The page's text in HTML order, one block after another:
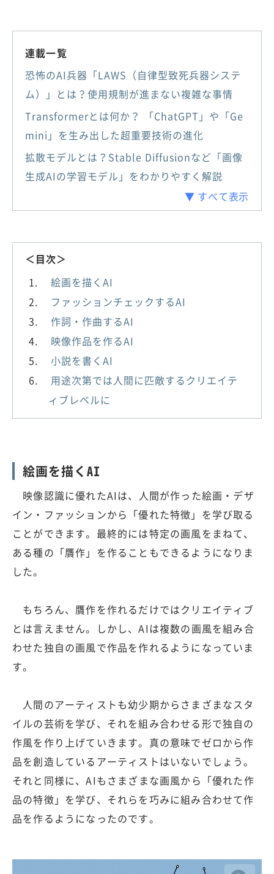
連載一覧
恐怖のAI兵器「LAWS（自律型致死兵器システ
ム）」とは？使用規制が進まない複雑な事情
Transformerとは何か？ 「ChatGPT」や「Ge
mini」を生み出した超重要技術の進化
拡散モデルとは？Stable Diffusionなど「画像
生成AIの学習モデル」をわかりやすく解説
▼ すべて表示
＜目次＞
絵画を描くAI
ファッションチェックするAI
作詞・作曲するAI
映像作品を作るAI
小説を書くAI
用途次第では人間に匹敵するクリエイテ
ィブレベルに
絵画を描くAI
映像認識に優れたAIは、人間が作った絵画・デザ
イン・ファッションから「優れた特徴」を学び取る
ことができます。最終的には特定の画風をまねて、
ある種の「贋作」を作ることもできるようになりま
した。
もちろん、贋作を作れるだけではクリエイティブ
とは言えません。しかし、AIは複数の画風を組み合
わせた独自の画風で作品を作れるようになっていま
す。
人間のアーティストも幼少期からさまざまなスタ
イルの芸術を学び、それを組み合わせる形で独自の
作風を作り上げていきます。真の意味でゼロから作
品を創造しているアーティストはいないでしょう。
それと同様に、AIもさまざまな画風から「優れた作
品の特徴」を学び、それらを巧みに組み合わせて作
品を作るようになったのです。